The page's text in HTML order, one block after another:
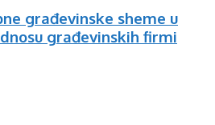
građevinske sheme u
građevinskih firmi